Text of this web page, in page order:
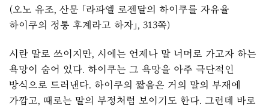
(오노 유조, 산문 「라파엘 로젠달의 하이쿠를 자유율
하이쿠의 정통 후계라고 하자」, 313쪽)
시란 말로 쓰이지만, 시에는 언제나 말 너머로 가고자 하는
욕망이 숨어 있다. 하이쿠는 그 욕망을 아주 극단적인
방식으로 드러낸다. 하이쿠의 짧음은 거의 말의 부재에
가깝고, 때로는 말의 부정처럼 보이기도 한다. 그런데 바로